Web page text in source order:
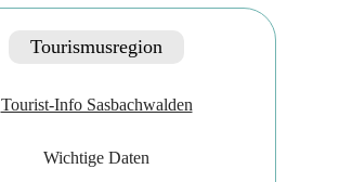
Tourismusregion
Tourist-Info Sasbachwalden
Wichtige Daten